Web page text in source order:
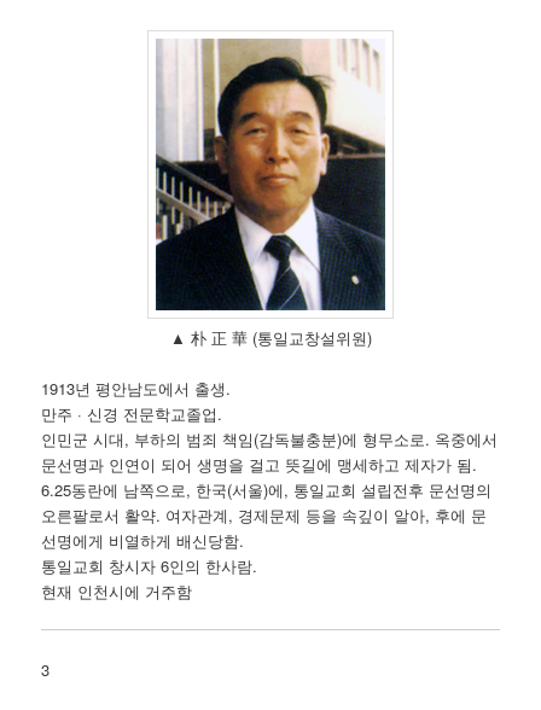
▲ 朴 正 華 (통일교창설위원)
1913년 평안남도에서 출생.
만주 · 신경 전문학교졸업.
인민군 시대, 부하의 범죄 책임(감독불충분)에 형무소로. 옥중에서
문선명과 인연이 되어 생명을 걸고 뜻길에 맹세하고 제자가 됨.
6.25동란에 남쪽으로, 한국(서울)에, 통일교회 설립전후 문선명의
오른팔로서 활약. 여자관계, 경제문제 등을 속깊이 알아, 후에 문
선명에게 비열하게 배신당함.
통일교회 창시자 6인의 한사람.
현재 인천시에 거주함
3